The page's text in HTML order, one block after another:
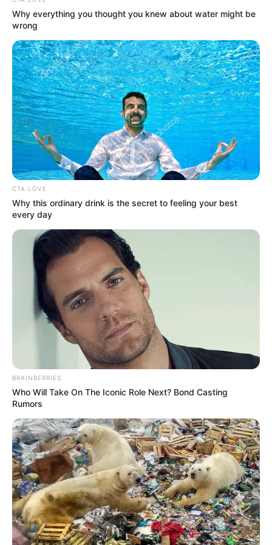
Detail
Judul: Ronggeng Kematian
Judul Lain: –
Genre: Horor
Negara: Indonesia
Sutradara: Verdi Solaiman
Produser: Rajesh Punjabi
Penulis Naskah: Sukhdev Singh, Alim Sudio
Rumah Produksi: Clock Work Pictures, MD Pictures
Channel TV: –
Jadwal Tayang: Mulai 28 Maret 2024
Why everything you thought you knew about water might be
wrong
CTA LOVE
Why this ordinary drink is the secret to feeling your best
every day
BRAINBERRIES
Who Will Take On The Iconic Role Next? Bond Casting
Rumors